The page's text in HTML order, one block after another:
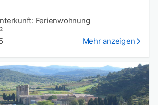
Ferienwohnung
Mehr anzeigen